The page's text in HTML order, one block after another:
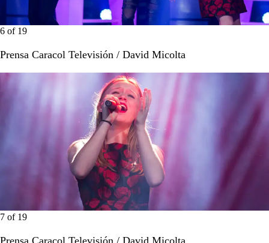
6 of 19
Prensa Caracol Televisión / David Micolta
7 of 19
Prensa Caracol Televisión / David Micolta